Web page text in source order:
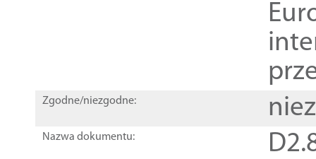
Zgodne/niezgodne:
Nazwa dokumentu: